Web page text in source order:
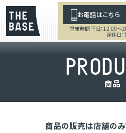
お電話はこちら
営業時間 平日：12:00～
定休日
PRODU
商品
商品の販売は店舗のみ